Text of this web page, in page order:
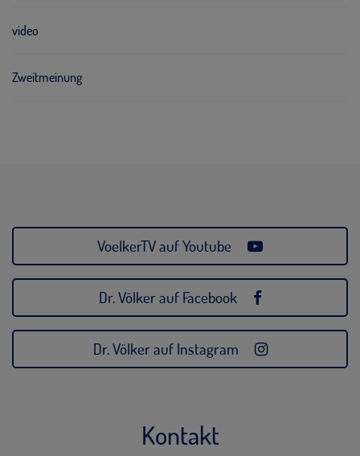
video
Zweitmeinung
VoelkerTV auf Youtube
Dr. Völker auf Facebook
Dr. Völker auf Instagram
Kontakt